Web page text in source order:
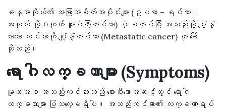
ခန္ဓာကိုယ်၏ အခြားအစိတ်အပိုင်းများ (ဥပမာ – ရင်သား၊
အဆုတ် သို့မဟုတ် အူမကြီးကင်ဆာ) မှ စတင်ပြီး အသည်းသို့ ပျံ့နှံ့
လာသော ကင်ဆာကို ပျံ့နှံ့ကင်ဆာ (Metastatic cancer) ဟု ခေါ်
ဆိုသည်။
ရောဂါလက္ခဏာများ (Symptoms)
မူလအစ အသည်းကင်ဆာသည် စောစီးသောအဆင့်တွင် ရောဂါ
လက္ခဏာများ ပြသလေ့မရှိပါ။ အသည်းကင်ဆာ၏ လက္ခဏာရပ်